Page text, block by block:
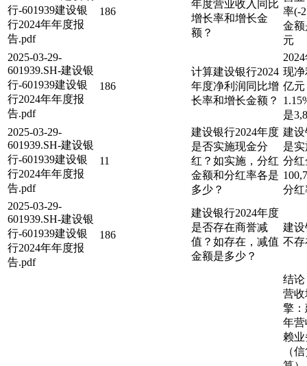
行-601939建设银
行2024年年度报
告.pdf
186
年度营业收入同比
增长率和增长金
额？
率(-
金额
元
2025-03-29-
601939.SH-建设银
行-601939建设银
行2024年年度报
告.pdf
186
计算建设银行2024
年度净利润同比增
长率和增长金额？
现净
亿
是
2025-03-29-
601939.SH-建设银
行-601939建设银
行2024年年度报
告.pdf
11
建设银行2024年度
是否实施现金分
红？如实施，分红
金额和分红率各是
多少？
建设
是
分
分红
2025-03-29-
601939.SH-建设银
行-601939建设银
行2024年年度报
告.pdf
186
建设银行2024年度
是否存在商誉减
值？如存在，减值
金额是多少？
建设
不
结
营
擎：
年
赖
（